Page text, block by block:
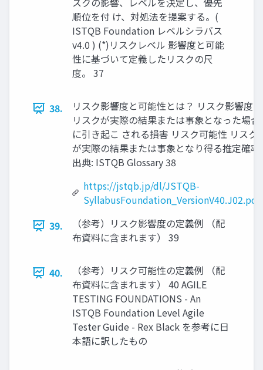
順位を付 け、対処法を提案する。(
ISTQB Foundation レベルシラバス
v4.0 ) (*)リスクレベル 影響度と可能
性に基づいて定義したリスクの尺
度。 37
38.
リスク影響度と可能性とは？ リスク影響度
リスクが実際の結果または事象となった場合
に引き起こ される損害 リスク可能性 リスク
が実際の結果または事象となり得る推定確率
出典: ISTQB Glossary 38
https://jstqb.jp/dl/JSTQB-
SyllabusFoundation_VersionV40.J02.pdf
39.
（参考）リスク影響度の定義例 （配
布資料に含まれます） 39
40.
（参考）リスク可能性の定義例 （配
布資料に含まれます） 40 AGILE
TESTING FOUNDATIONS - An
ISTQB Foundation Level Agile
Tester Guide - Rex Black を参考に日
本語に訳したもの